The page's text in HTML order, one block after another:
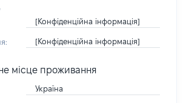
[Конфіденційна інформація]
[Конфіденційна інформація]
місце проживання
Україна